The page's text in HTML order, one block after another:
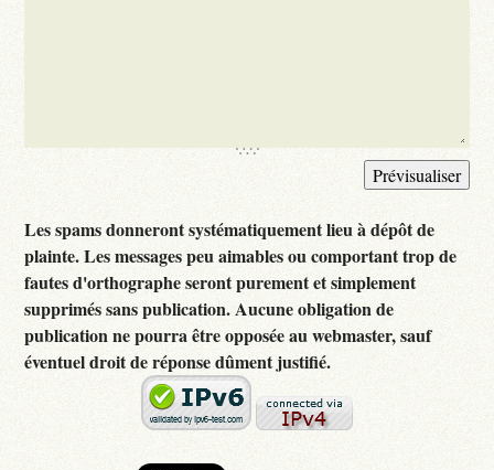
Les spams donneront systématiquement lieu à dépôt de
plainte. Les messages peu aimables ou comportant trop de
fautes d'orthographe seront purement et simplement
supprimés sans publication. Aucune obligation de
publication ne pourra être opposée au webmaster, sauf
éventuel droit de réponse dûment justifié.